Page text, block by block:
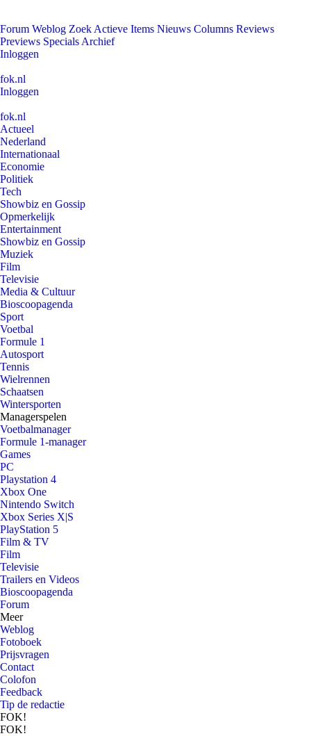
Forum Weblog Zoek Actieve Items Nieuws Columns Reviews
Previews Specials Archief
Inloggen
fok.nl
Inloggen
fok.nl
Actueel
Nederland
Internationaal
Economie
Politiek
Tech
Showbiz en Gossip
Opmerkelijk
Entertainment
Showbiz en Gossip
Muziek
Film
Televisie
Media & Cultuur
Bioscoopagenda
Sport
Voetbal
Formule 1
Autosport
Tennis
Wielrennen
Schaatsen
Wintersporten
Managerspelen
Voetbalmanager
Formule 1-manager
Games
PC
Playstation 4
Xbox One
Nintendo Switch
Xbox Series X|S
PlayStation 5
Film & TV
Film
Televisie
Trailers en Videos
Bioscoopagenda
Forum
Meer
Weblog
Fotoboek
Prijsvragen
Contact
Colofon
Feedback
Tip de redactie
FOK!
FOK!